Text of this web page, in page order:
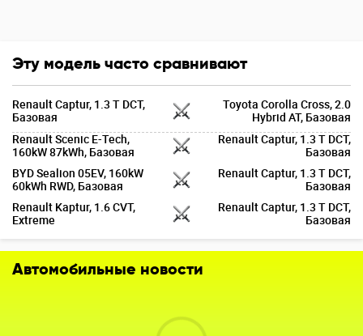
Эту модель часто сравнивают
Renault Captur, 1.3 T DCT,
Базовая
Toyota Corolla Cross, 2.0
Hybrid AT, Базовая
Renault Scenic E-Tech,
160kW 87kWh, Базовая
Renault Captur, 1.3 T DCT,
Базовая
BYD Sealion 05EV, 160kW
60kWh RWD, Базовая
Renault Captur, 1.3 T DCT,
Базовая
Renault Kaptur, 1.6 CVT,
Extreme
Renault Captur, 1.3 T DCT,
Базовая
Автомобильные новости